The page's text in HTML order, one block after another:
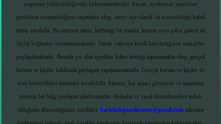
araştırma yükümlülüğümüz bulunmamaktadır. Ancak, üyelerimiz yazdıkları
içeriklerin sorumluluğunu taşımakta olup, siteye üye olarak bu sorumluluğu kabul
etmiş sayılırlar. Bu internet sitesi, herhangi bir marka, kurum veya şahıs şirketi ile
hiçbir bağlantısı bulunmamaktadır. Sitede yalnızca kendi hazırladığımız makaleler
paylaşılmaktadır. Burada yer alan içerikler haber niteliği taşımamakta olup, gerçek
kurum ve kişiler hakkında paylaşım yapılmamaktadır. Gerçek kurum ve kişiler ile
isim benzerlikleri tamamen tesadüfidir. Sitemiz, kar amacı gütmeyen ve tamamen
ücretsiz bir bilgi paylaşım platformudur. Hukuka ve yasal düzenlemelere aykırı
olduğunu düşündüğünüz içerikleri, backlinkpanelicomtr@gmail.comadresine